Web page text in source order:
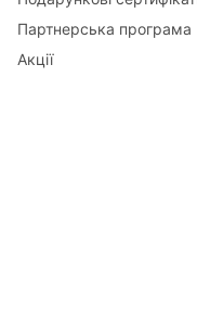
Партнерська програма
Акції